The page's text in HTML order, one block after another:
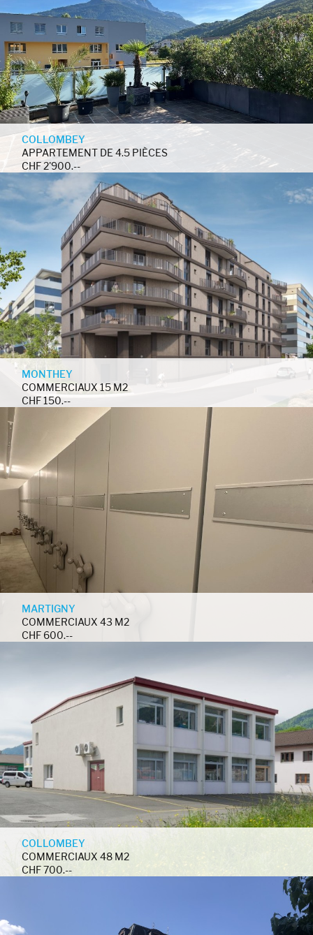
COLLOMBEY
APPARTEMENT DE 4.5 PIÈCES
CHF 2'900.--
MONTHEY
COMMERCIAUX 15 M2
CHF 150.--
MARTIGNY
COMMERCIAUX 43 M2
CHF 600.--
COLLOMBEY
COMMERCIAUX 48 M2
CHF 700.--